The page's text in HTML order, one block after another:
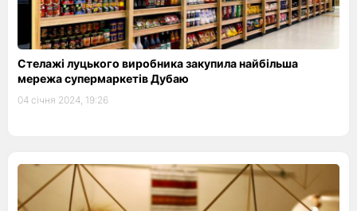
Стелажі луцького виробника закупила найбільша
мережа супермаркетів Дубаю
04 січня 2024, 19:26